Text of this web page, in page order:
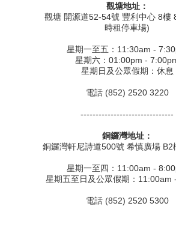
觀塘地址：
觀塘 開源道52-54號 豐利中心 8樓
時租停車場)
星期一至五：11:30am -
星期六：01:00pm -
星期日及公眾假期：休息
電話 (852) 2520 3220
-------------------------------
銅鑼灣地址：
銅鑼灣軒尼詩道500號 希慎廣場 B2
星期一至四：11:00am -
星期五至日及公眾假期：11:00am
電話 (852) 2520 5300